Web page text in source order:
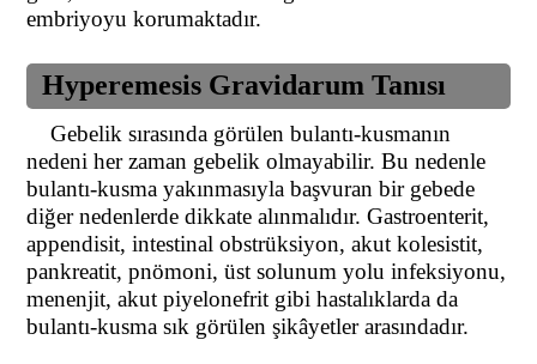
embriyoyu korumaktadır.
Hyperemesis GravidarumTanısı
Gebelik sırasında görülen bulantı-kusmanın
nedeni her zaman gebelik olmayabilir. Bu nedenle
bulantı-kusma yakınmasıyla başvuran bir gebede
diğer nedenlerde dikkate alınmalıdır. Gastroenterit,
appendisit, intestinal obstrüksiyon, akut kolesistit,
pankreatit, pnömoni, üst solunum yolu infeksiyonu,
menenjit, akut piyelonefrit gibi hastalıklarda da
bulantı-kusma sık görülen şikâyetler arasındadır.